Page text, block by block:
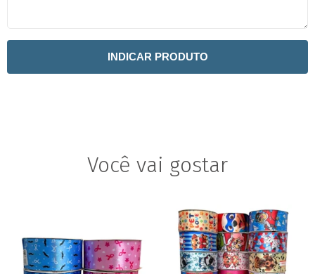
INDICAR PRODUTO